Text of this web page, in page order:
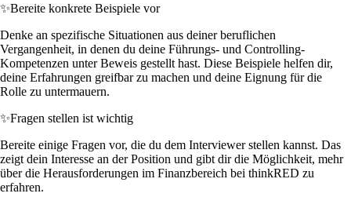
✨Bereite konkrete Beispiele vor
Denke an spezifische Situationen aus deiner beruflichen
Vergangenheit, in denen du deine Führungs- und Controlling-
Kompetenzen unter Beweis gestellt hast. Diese Beispiele helfen dir,
deine Erfahrungen greifbar zu machen und deine Eignung für die
Rolle zu untermauern.
✨Fragen stellen ist wichtig
Bereite einige Fragen vor, die du dem Interviewer stellen kannst. Das
zeigt dein Interesse an der Position und gibt dir die Möglichkeit, mehr
über die Herausforderungen im Finanzbereich bei thinkRED zu
erfahren.